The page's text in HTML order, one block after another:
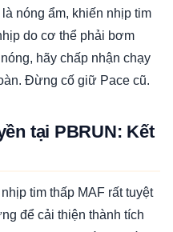
nóng ẩm, khiến nhịp tim
do cơ thể phải bơm
hãy chấp nhận chạy
Đừng cố giữ Pace cũ.
tại PBRUN: Kết
tim thấp MAF rất tuyệt
để cải thiện thành tích